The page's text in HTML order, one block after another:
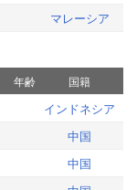
マレーシア
年齢 国籍
インドネシア
中国
中国